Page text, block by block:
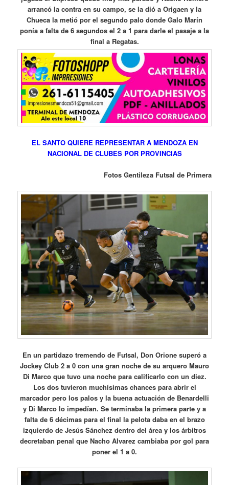
arrancó la contra en su campo, se la dió a Origaen y la
Chueca la metió por el segundo palo donde Galo Marín
ponía a falta de 6 segundos el 2 a 1 para darle el pasaje a la
final a Regatas.
EL SANTO QUIERE REPRESENTAR A MENDOZA EN
NACIONAL DE CLUBES POR PROVINCIAS
Fotos Gentileza Futsal de Primera
En un partidazo tremendo de Futsal, Don Orione superó a
Jockey Club 2 a 0 con una gran noche de su arquero Mauro
Di Marco que tuvo una noche para calificarlo con un diez.
Los dos tuvieron muchísimas chances para abrir el
marcador pero los palos y la buena actuación de Benardelli
y Di Marco lo impedían. Se terminaba la primera parte y a
falta de 6 décimas para el final la pelota daba en el brazo
izquierdo de Jesús Sánchez dentro del área y los árbitros
decretaban penal que Nacho Alvarez cambiaba por gol para
poner el 1 a 0.